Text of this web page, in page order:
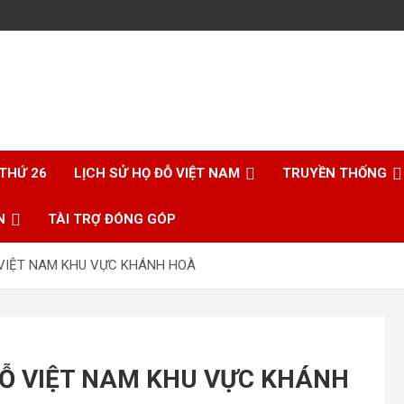
26 LỊCH SỬ HỌ ĐỖ VIỆT NAM TRUYỀN THỐNG
TÀI TRỢ ĐÓNG GÓP
NAM KHU VỰC KHÁNH HOÀ
VIỆT NAM KHU VỰC KHÁNH